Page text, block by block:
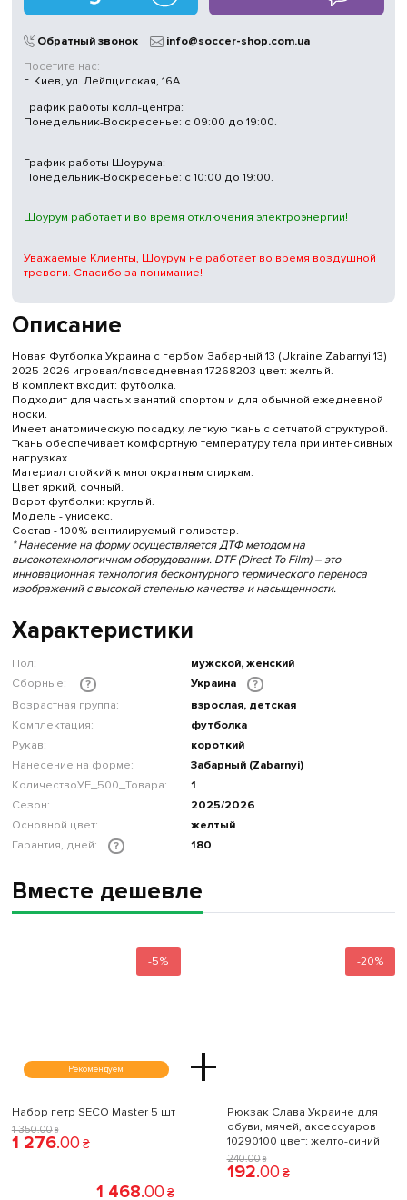
Описание
Новая Футболка Украина с гербом Забарный 13 (Ukraine Zabarnyi 13)
2025-2026 игровая/повседневная 17268203 цвет: желтый.
В комплект входит: футболка.
Подходит для частых занятий спортом и для обычной ежедневной
носки.
Имеет анатомическую посадку, легкую ткань с сетчатой структурой.
Ткань обеспечивает комфортную температуру тела при интенсивных
нагрузках.
Материал стойкий к многократным стиркам.
Цвет яркий, сочный.
Ворот футболки: круглый.
Модель - унисекс.
Состав - 100% вентилируемый полиэстер.
* Нанесение на форму осуществляется ДТФ методом на
высокотехнологичном оборудовании. DTF (Direct To Film) – это
инновационная технология бесконтурного термического переноса
изображений с высокой степенью качества и насыщенности.
Характеристики
Пол:
мужской, женский
Сборные:
? Украина
?
Возрастная группа:
взрослая, детская
Комплектация:
футболка
Рукав:
короткий
Нанесение на форме:
Забарный (Zabarnyi)
КоличествоУЕ_500_Товара:
1
Сезон:
2025/2026
Основной цвет:
желтый
Гарантия, дней:
? 180
Обратный звонок
info@soccer-shop.com.ua
Посетите нас:
г. Киев, ул. Лейпцигская, 16А
График работы колл-центра:
Понедельник-Воскресенье: с 09:00 до 19:00.
График работы Шоурума:
Понедельник-Воскресенье: с 10:00 до 19:00.
Шоурум работает и во время отключения электроэнергии!
Уважаемые Клиенты, Шоурум не работает во время воздушной
тревоги. Спасибо за понимание!
Вместе дешевле
-5%
Рекомендуем +
Набор гетр SECO Master 5 шт
1 350.00 ₴
1 276.00 ₴
-20%
Рюкзак Слава Украине для
обуви, мячей, аксессуаров
10290100 цвет: желто-синий
240.00 ₴
192.00 ₴
1 468.00 ₴